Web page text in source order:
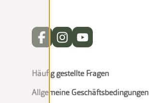
Häufig gestellte Fragen
Allgemeine Geschäftsbedingungen